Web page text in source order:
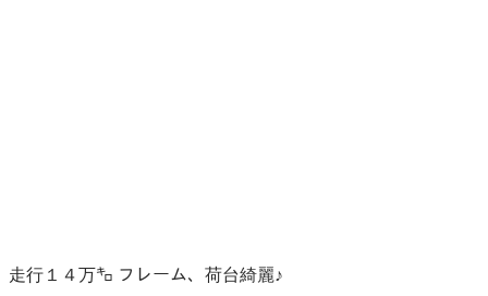
走行１４万㌔ フレーム、荷台綺麗♪